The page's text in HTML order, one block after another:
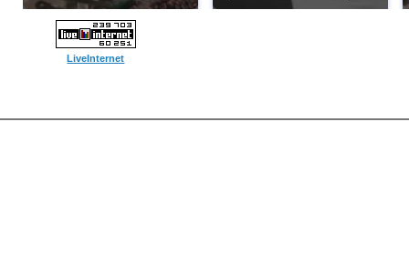
LiveInternet